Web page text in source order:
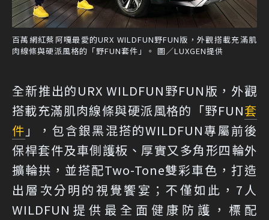
百萬網紅蔡阿嘎最愛的URX WILDFUN野FUN版，外觀搭載充滿肌
肉線條與硬派風格的「野FUN套件」。 圖／LUXGEN提供
全新推出的URX WILDFUN野FUN版，外觀
搭載充滿肌肉線條與硬派風格的「野FUN套
件 」，包含銀黑混搭的WILDFUN專屬前後
保桿套件及車側護板、厚實又多角形四輪外
擴輪拱，並搭配Two-Tone雙彩車色，打造
出層次分明的視覺饗宴；不僅如此，7人
WILDFUN提供最全面健康防護，標配